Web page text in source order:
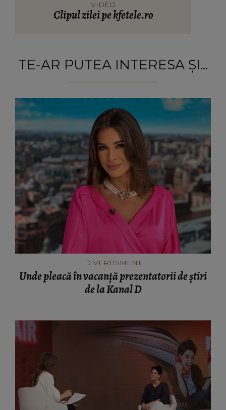
VIDEO
Clipul zilei pe kfetele.ro
TE-AR PUTEA INTERESA ȘI...
DIVERTISMENT
Unde pleacă în vacanță prezentatorii de știri
de la Kanal D